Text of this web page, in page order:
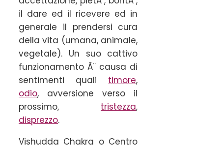
il dare ed il ricevere ed in
generale il prendersi cura
della vita (umana, animale,
vegetale). Un suo cattivo
funzionamento Ã¨ causa di
sentimenti quali timore,
odio, avversione verso il
prossimo, tristezza,
disprezzo.
Vishudda Chakra o Centro